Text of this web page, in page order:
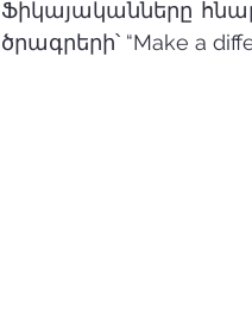
Ֆիկայականները
ծրագրերի՝ “Make a